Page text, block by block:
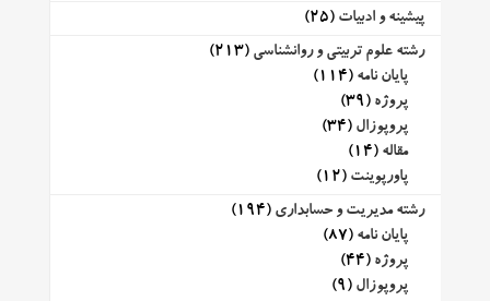
پیشینه و ادبیات (25)
رشته علوم تربیتی و روانشناسی (213)
پایان نامه (114)
پروژه (39)
پروپوزال (34)
مقاله (14)
پاورپوینت (12)
رشته مدیریت و حسابداری (194)
پایان نامه (87)
پروژه (44)
پروپوزال (9)